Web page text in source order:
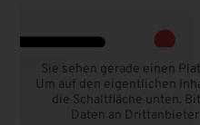
Sie sehen gerade einen
Um auf den eigentlichen
die Schaltfläche unten.
Daten an